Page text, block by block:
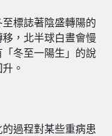
標誌著陰盛轉陽的
，北半球白晝會慢
冬至一陽生」的說
。
過程對某些重病患